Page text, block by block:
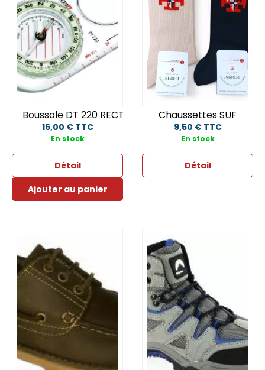
Boussole DT 220 RECTA
16,00 € TTC
En stock
Détail
Ajouter au panier
Chaussettes SUF
9,50 € TTC
En stock
Détail